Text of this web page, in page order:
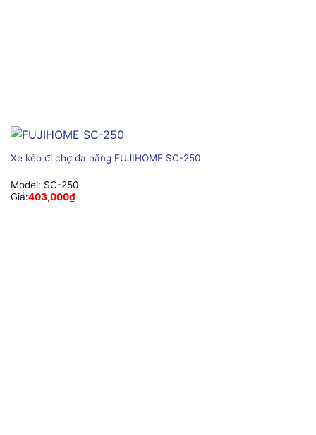
Xe kéo đi chợ đa năng FUJIHOME SC-250
Model: SC-250
Giá:403,000₫